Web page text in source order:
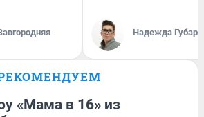
Надежда Губарь
«Мама в 16» из